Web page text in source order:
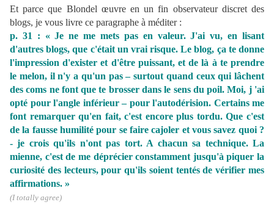
Et parce que Blondel œuvre en un fin observateur discret des
blogs, je vous livre ce paragraphe à méditer :
p. 31 : « Je ne me mets pas en valeur. J'ai vu, en lisant
d'autres blogs, que c'était un vrai risque. Le blog, ça te donne
l'impression d'exister et d'être puissant, et de là à te prendre
le melon, il n'y a qu'un pas – surtout quand ceux qui lâchent
des coms ne font que te brosser dans le sens du poil. Moi, j 'ai
opté pour l'angle inférieur – pour l'autodérision. Certains me
font remarquer qu'en fait, c'est encore plus tordu. Que c'est
de la fausse humilité pour se faire cajoler et vous savez quoi ?
- je crois qu'ils n'ont pas tort. A chacun sa technique. La
mienne, c'est de me déprécier constamment jusqu'à piquer la
curiosité des lecteurs, pour qu'ils soient tentés de vérifier mes
affirmations. »
(I totally agree)